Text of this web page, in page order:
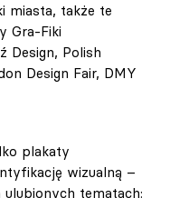
miasta, także te
Gra-Fiki
Design, Polish
Design Fair, DMY
plakaty
wizualną –
tematach: